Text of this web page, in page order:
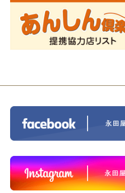
2023/12/16終活なるほど
ス®上鶴間 エンディングノ
2023/11/29 永田屋創業
ントホテル東京町田